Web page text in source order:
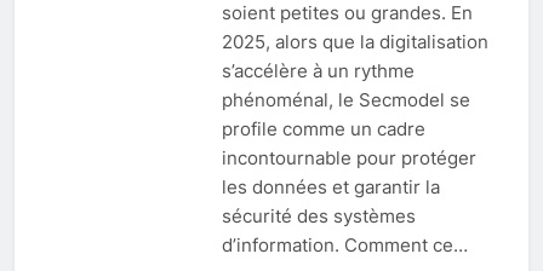
soient petites ou grandes. En
2025, alors que la digitalisation
s’accélère à un rythme
phénoménal, le Secmodel se
profile comme un cadre
incontournable pour protéger
les données et garantir la
sécurité des systèmes
d’information. Comment ce…